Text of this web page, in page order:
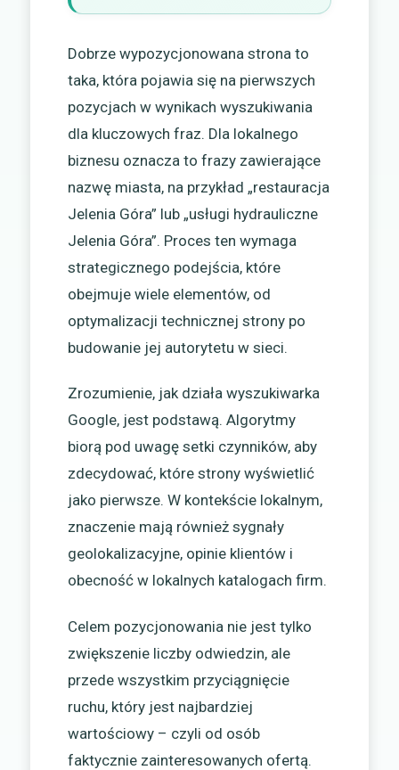
Dobrze wypozycjonowana strona to
taka, która pojawia się na pierwszych
pozycjach w wynikach wyszukiwania
dla kluczowych fraz. Dla lokalnego
biznesu oznacza to frazy zawierające
nazwę miasta, na przykład „restauracja
Jelenia Góra” lub „usługi hydrauliczne
Jelenia Góra”. Proces ten wymaga
strategicznego podejścia, które
obejmuje wiele elementów, od
optymalizacji technicznej strony po
budowanie jej autorytetu w sieci.
Zrozumienie, jak działa wyszukiwarka
Google, jest podstawą. Algorytmy
biorą pod uwagę setki czynników, aby
zdecydować, które strony wyświetlić
jako pierwsze. W kontekście lokalnym,
znaczenie mają również sygnały
geolokalizacyjne, opinie klientów i
obecność w lokalnych katalogach firm.
Celem pozycjonowania nie jest tylko
zwiększenie liczby odwiedzin, ale
przede wszystkim przyciągnięcie
ruchu, który jest najbardziej
wartościowy – czyli od osób
faktycznie zainteresowanych ofertą.